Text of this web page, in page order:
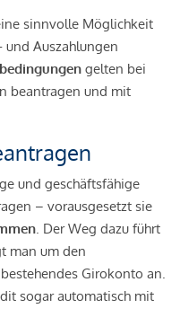
sinnvolle Möglichkeit
Auszahlungen
gelten bei
beantragen und mit
und geschäftsfähige
– vorausgesetzt sie
. Der Weg dazu führt
man um den
Girokonto an.
sogar automatisch mit